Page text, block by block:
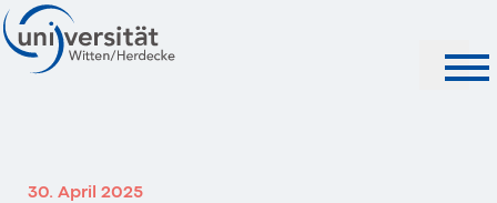
30. April 2025